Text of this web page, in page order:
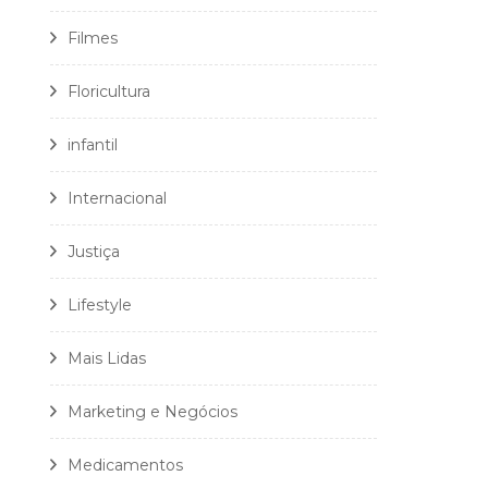
Filmes
Floricultura
infantil
Internacional
Justiça
Lifestyle
Mais Lidas
Marketing e Negócios
Medicamentos